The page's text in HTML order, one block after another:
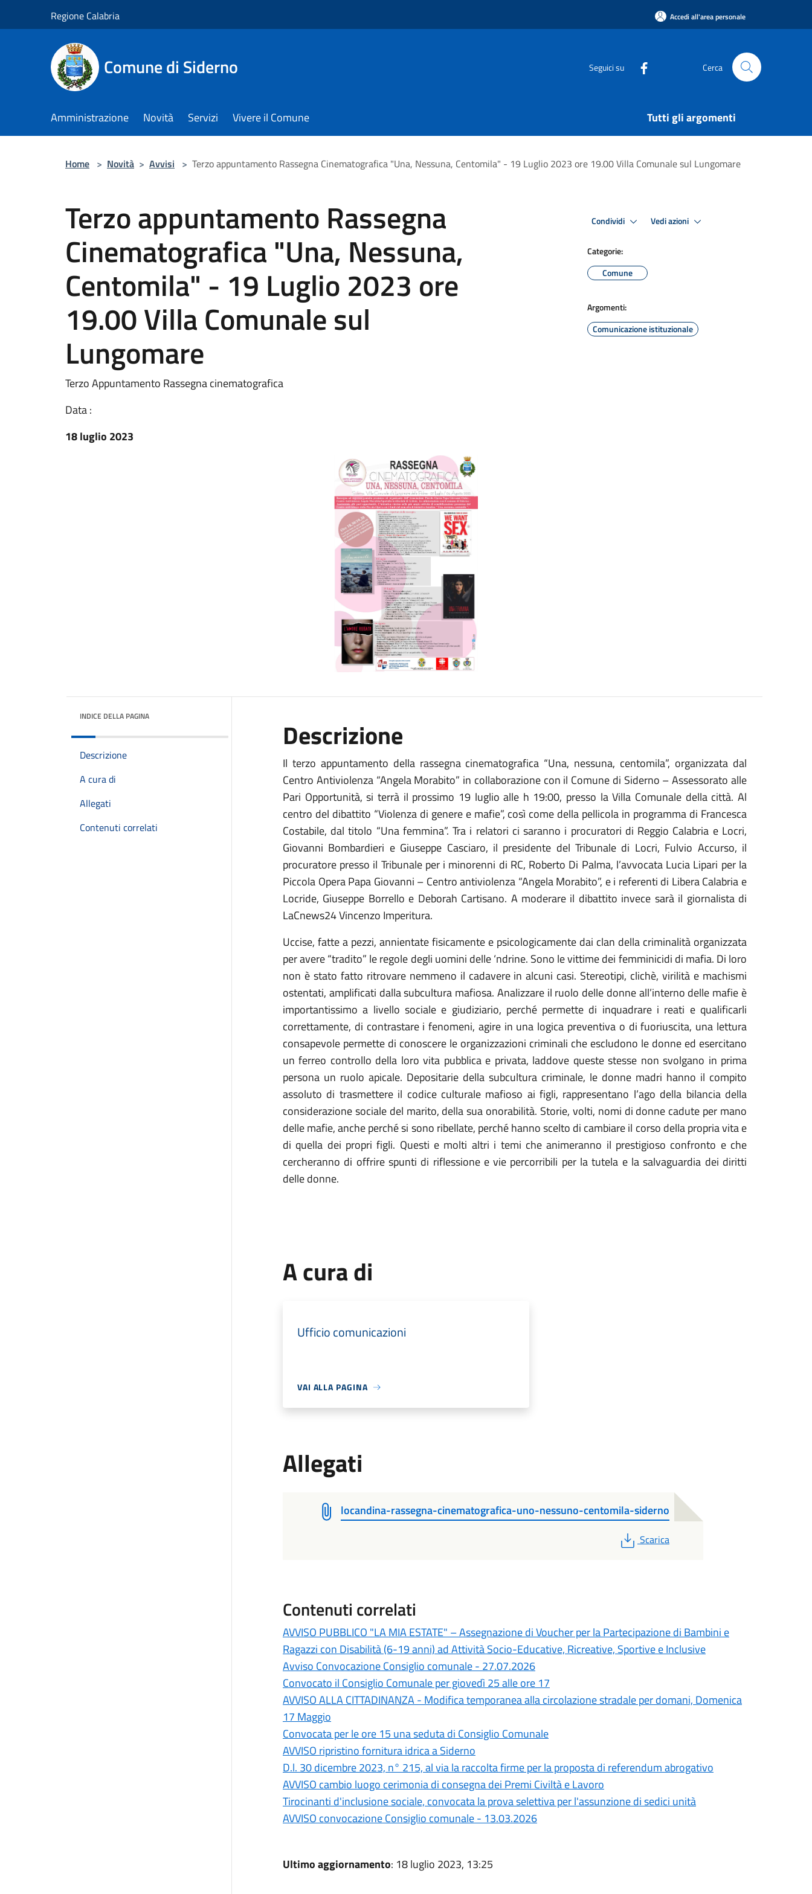
Regione Calabria Accedi all'area personale
Comune di Siderno Seguici su Cerca
Amministrazione Novità Servizi Vivere il Comune Tutti gli argomenti
Home > Novità > Avvisi > Terzo appuntamento Rassegna Cinematografica "Una, Nessuna, Centomila" - 19 Luglio 2023 ore 19.00 Villa Comunale sul Lungomare
Terzo appuntamento Rassegna
Cinematografica "Una, Nessuna,
Centomila" - 19 Luglio 2023 ore
19.00 Villa Comunale sul
Lungomare
Terzo Appuntamento Rassegna cinematografica
Data :
18 luglio 2023
Condividi Vedi azioni
Categorie:
Comune
Argomenti:
Comunicazione istituzionale
INDICE DELLA PAGINA
Descrizione
A cura di
Allegati
Contenuti correlati
Descrizione
Il terzo appuntamento della rassegna cinematografica “Una, nessuna, centomila”, organizzata dal
Centro Antiviolenza “Angela Morabito” in collaborazione con il Comune di Siderno – Assessorato alle
Pari Opportunità, si terrà il prossimo 19 luglio alle h 19:00, presso la Villa Comunale della città. Al
centro del dibattito “Violenza di genere e mafie”, così come della pellicola in programma di Francesca
Costabile, dal titolo “Una femmina”. Tra i relatori ci saranno i procuratori di Reggio Calabria e Locri,
Giovanni Bombardieri e Giuseppe Casciaro, il presidente del Tribunale di Locri, Fulvio Accurso, il
procuratore presso il Tribunale per i minorenni di RC, Roberto Di Palma, l’avvocata Lucia Lipari per la
Piccola Opera Papa Giovanni – Centro antiviolenza “Angela Morabito”, e i referenti di Libera Calabria e
Locride, Giuseppe Borrello e Deborah Cartisano. A moderare il dibattito invece sarà il giornalista di
LaCnews24 Vincenzo Imperitura.
Uccise, fatte a pezzi, annientate fisicamente e psicologicamente dai clan della criminalità organizzata
per avere “tradito” le regole degli uomini delle ‘ndrine. Sono le vittime dei femminicidi di mafia. Di loro
non è stato fatto ritrovare nemmeno il cadavere in alcuni casi. Stereotipi, clichè, virilità e machismi
ostentati, amplificati dalla subcultura mafiosa. Analizzare il ruolo delle donne all’interno delle mafie è
importantissimo a livello sociale e giudiziario, perché permette di inquadrare i reati e qualificarli
correttamente, di contrastare i fenomeni, agire in una logica preventiva o di fuoriuscita, una lettura
consapevole permette di conoscere le organizzazioni criminali che escludono le donne ed esercitano
un ferreo controllo della loro vita pubblica e privata, laddove queste stesse non svolgano in prima
persona un ruolo apicale. Depositarie della subcultura criminale, le donne madri hanno il compito
assoluto di trasmettere il codice culturale mafioso ai figli, rappresentano l’ago della bilancia della
considerazione sociale del marito, della sua onorabilità. Storie, volti, nomi di donne cadute per mano
delle mafie, anche perché si sono ribellate, perché hanno scelto di cambiare il corso della propria vita e
di quella dei propri figli. Questi e molti altri i temi che animeranno il prestigioso confronto e che
cercheranno di offrire spunti di riflessione e vie percorribili per la tutela e la salvaguardia dei diritti
delle donne.
A cura di
Ufficio comunicazioni
VAI ALLA PAGINA
Allegati
locandina-rassegna-cinematografica-uno-nessuno-centomila-siderno
PDF
Scarica
Contenuti correlati
AVVISO PUBBLICO "LA MIA ESTATE" – Assegnazione di Voucher per la Partecipazione di Bambini e
Ragazzi con Disabilità (6-19 anni) ad Attività Socio-Educative, Ricreative, Sportive e Inclusive
Avviso Convocazione Consiglio comunale - 27.07.2026
Convocato il Consiglio Comunale per giovedì 25 alle ore 17
AVVISO ALLA CITTADINANZA - Modifica temporanea alla circolazione stradale per domani, Domenica
17 Maggio
Convocata per le ore 15 una seduta di Consiglio Comunale
AVVISO ripristino fornitura idrica a Siderno
D.l. 30 dicembre 2023, n° 215, al via la raccolta firme per la proposta di referendum abrogativo
AVVISO cambio luogo cerimonia di consegna dei Premi Civiltà e Lavoro
Tirocinanti d'inclusione sociale, convocata la prova selettiva per l'assunzione di sedici unità
AVVISO convocazione Consiglio comunale - 13.03.2026
Ultimo aggiornamento: 18 luglio 2023, 13:25